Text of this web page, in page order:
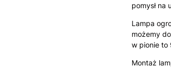
pomysł na
Lampa
możemy
w pionie to
Montaż